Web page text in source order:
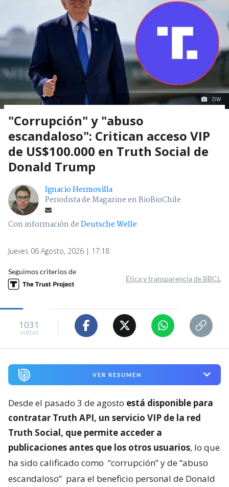
DW
"Corrupción" y "abuso
escandaloso": Critican acceso VIP
de US$100.000 en Truth Social de
Donald Trump
Ignacio Hermosilla
Periodista de Magazine en BioBioChile
Con información deDeutsche Welle
Jueves 06 Agosto, 2026 | 17:18
Seguimos criterios de
Ética y transparencia de BBCL
1031
visitas
VER RESUMEN
Desde el pasado 3 de agosto está disponible para
contratar Truth API, un servicio VIP de la red
Truth Social, que permite acceder a
publicaciones antes que los otros usuarios, lo que
ha sido calificado como “corrupción” y de “abuso
escandaloso” para el beneficio personal de Donald